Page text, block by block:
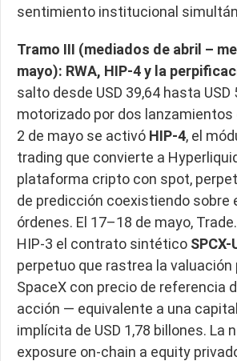
sentimiento institucional
Tramo III (mediados de abril –
mayo): RWA, HIP-4 y la
salto desde USD 39,64 hasta
motorizado por dos lanzamientos
2 de mayo se activó HIP-4, el
trading que convierte a
plataforma cripto con spot,
de predicción coexistiendo sobre
órdenes. El 17–18 de mayo,
HIP-3 el contrato sintético SPCX-
perpetuo que rastrea la valuación
SpaceX con precio de referencia
acción — equivalente a una
implícita de USD 1,78 billones. La
exposure on-chain a equity